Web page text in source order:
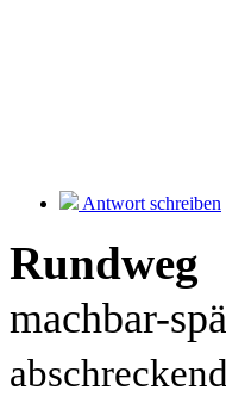
Antwort schreiben
Rundweg
machbar-